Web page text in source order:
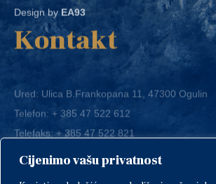
Cijenimo vašu privatnost
Kontakt
Ured: Ulica B.Frankopana 11, 47300 Ogulin
Telefon:+ 385 47 522 612
Telefaks:+ 385 47 522 821
E-mail:grad-ogulin@ogulin.hr